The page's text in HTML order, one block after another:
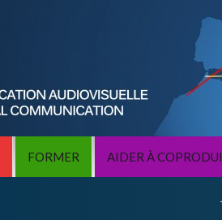
FORMER AIDER À